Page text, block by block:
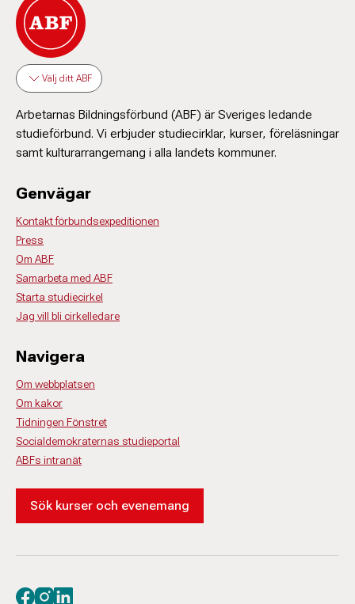
Välj ditt ABF
Arbetarnas Bildningsförbund (ABF) är Sveriges ledande
studieförbund. Vi erbjuder studiecirklar, kurser, föreläsningar
samt kulturarrangemang i alla landets kommuner.
Genvägar
Kontakt förbundsexpeditionen
Press
Om ABF
Samarbeta med ABF
Starta studiecirkel
Jag vill bli cirkelledare
Navigera
Om webbplatsen
Om kakor
Tidningen Fönstret
Socialdemokraternas studieportal
ABFs intranät
Sök kurser och evenemang
Besök oss på facebook
Besök oss på instagram
Besök oss på linkedin